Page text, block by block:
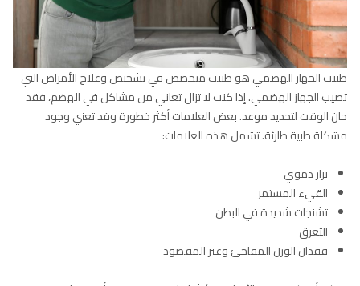
طبيب الجهاز الهضمي هو طبيب متخصص في تشخيص وعلاج الأمراض التي
تصيب الجهاز الهضمي. إذا كنت لا تزال تعاني من مشاكل في الهضم، فقد
حان الوقت لتحديد موعد. بعض العلامات أكثر خطورة وقد تعني وجود
مشكلة طبية طارئة. تشمل هذه العلامات:
براز دموي
القيء المستمر
تشنجات شديدة في البطن
التعرق
فقدان الوزن المفاجئ وغير المقصود